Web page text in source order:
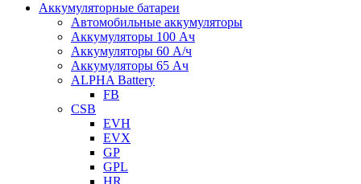
Аккумуляторные батареи
Автомобильные аккумуляторы
Аккумуляторы 100 Ач
Аккумуляторы 60 А/ч
Аккумуляторы 65 Ач
ALPHA Battery
FB
CSB
EVH
EVX
GP
GPL
HR